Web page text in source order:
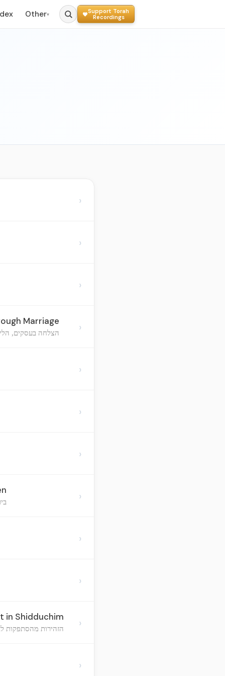
Other▾
Support Torah
Recordings
›
›
›
Marriage
הצלחה בעסקים, ›
›
›
›
›
›
›
in Shidduchim
הזהירות מהסתפקות ›
›